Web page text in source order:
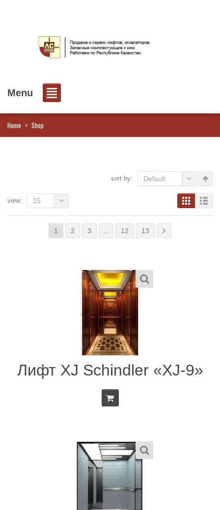
Menu
Home > Shop
sort by: Default
1 2 3 12 13
view: 15
Лифт XJ Schindler «XJ-9»